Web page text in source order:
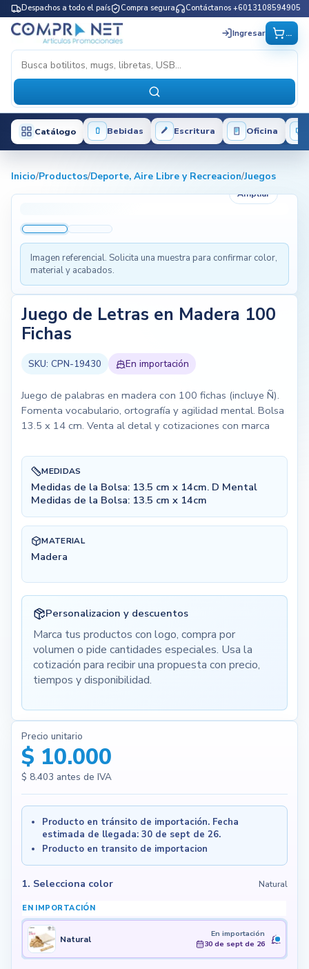
Despachos a todo el país Compra segura Contáctanos +6013108594905
Ingresar ...
Catálogo Bebidas Escritura Oficina
Inicio/Productos/Deporte, Aire Libre y Recreacion/Juegos
Ampliar
Imagen referencial. Solicita una muestra para confirmar color,
material y acabados.
Juego de Letras en Madera 100
Fichas
SKU: CPN-19430 En importación
Juego de palabras en madera con 100 fichas (incluye Ñ).
Fomenta vocabulario, ortografía y agilidad mental. Bolsa
13.5 x 14 cm. Venta al detal y cotizaciones con marca
MEDIDAS
Medidas de la Bolsa: 13.5 cm x 14cm. D Mental
Medidas de la Bolsa: 13.5 cm x 14cm
MATERIAL
Madera
Personalizacion y descuentos
Marca tus productos con logo, compra por
volumen o pide cantidades especiales. Usa la
cotización para recibir una propuesta con precio,
tiempos y disponibilidad.
Precio unitario
$ 10.000
$ 8.403 antes de IVA
Producto en tránsito de importación. Fecha
estimada de llegada: 30 de sept de 26.
Producto en transito de importacion
1. Selecciona color Natural
EN IMPORTACIÓN
Natural
En importación
30 de sept de 26